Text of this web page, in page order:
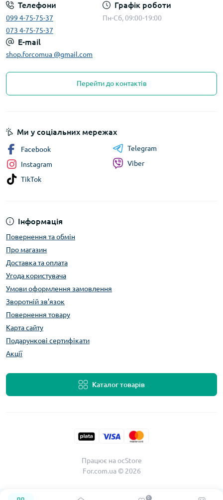
0
Телефони
099 4-75-75-37
073 4-75-75-37
Графік роботи
Пн-Сб, 09:00-19:00
E-mail
shop.forcomua @gmail.com
Перейти до контактів
Інформація
Повернення та обмін
Про магазин
Доставка та оплата
Угода користувача
Умови оформлення замовлення
Зворотній зв’язок
Повернення товару
Карта сайту
Подарункові сертифікати
Акції
Каталог товарів
Ми у соціальних мережах
Facebook
Instagram
TikTok
Telegram
Viber
Працює наocStore
For.com.ua © 2026